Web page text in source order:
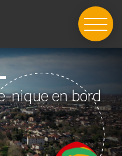
nique en bord